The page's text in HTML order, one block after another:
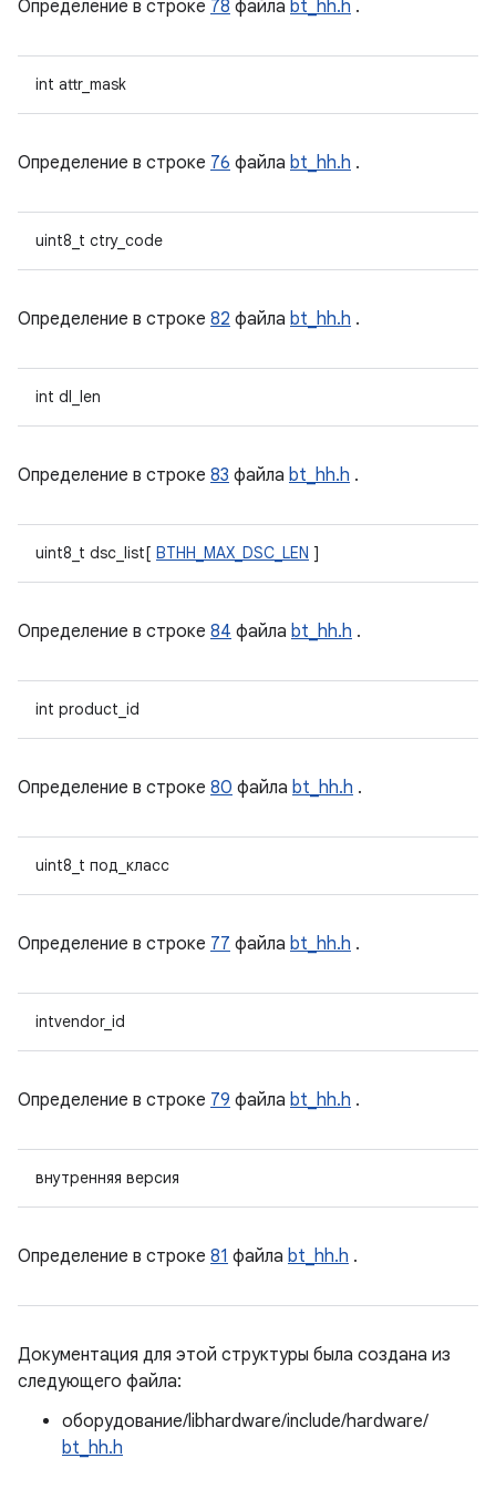
Определение в строке 78 файла bt_hh.h .
int attr_mask
Определение в строке 76 файла bt_hh.h .
uint8_t ctry_code
Определение в строке 82 файла bt_hh.h .
int dl_len
Определение в строке 83 файла bt_hh.h .
uint8_t dsc_list[ BTHH_MAX_DSC_LEN ]
Определение в строке 84 файла bt_hh.h .
int product_id
Определение в строке 80 файла bt_hh.h .
uint8_t под_класс
Определение в строке 77 файла bt_hh.h .
intvendor_id
Определение в строке 79 файла bt_hh.h .
внутренняя версия
Определение в строке 81 файла bt_hh.h .
Документация для этой структуры была создана из
следующего файла:
оборудование/libhardware/include/hardware/
bt_hh.h